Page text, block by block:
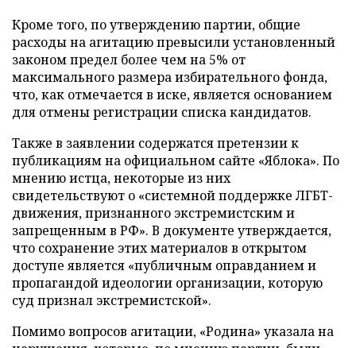
Кроме того, по утверждению партии, общие
расходы на агитацию превысили установленный
законом предел более чем на 5% от
максимального размера избирательного фонда,
что, как отмечается в иске, является основанием
для отмены регистрации списка кандидатов.
Также в заявлении содержатся претензии к
публикациям на официальном сайте «Яблока». По
мнению истца, некоторые из них
свидетельствуют о «системной поддержке ЛГБТ-
движения, признанного экстремистским и
запрещенным в РФ». В документе утверждается,
что сохранение этих материалов в открытом
доступе является «публичным оправданием и
пропагандой идеологии организации, которую
суд признал экстремистской».
Помимо вопросов агитации, «Родина» указала на